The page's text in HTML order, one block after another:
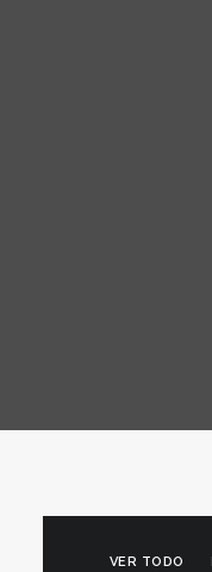
VER TODO